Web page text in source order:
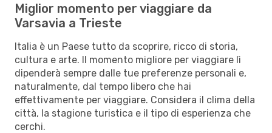
Miglior momento per viaggiare da
Varsavia a Trieste
Italia è un Paese tutto da scoprire, ricco di storia,
cultura e arte. Il momento migliore per viaggiare lì
dipenderà sempre dalle tue preferenze personali e,
naturalmente, dal tempo libero che hai
effettivamente per viaggiare. Considera il clima della
città, la stagione turistica e il tipo di esperienza che
cerchi.